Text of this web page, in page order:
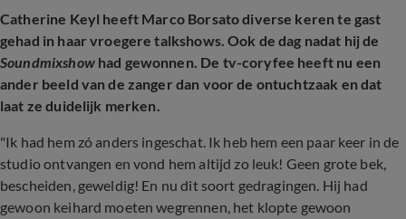
Catherine Keyl heeft Marco Borsato diverse keren te gast
gehad in haar vroegere talkshows. Ook de dag nadat hij de
Soundmixshowhad gewonnen. De tv-coryfee heeft nu een
ander beeld van de zanger dan voor de ontuchtzaak en dat
laat ze duidelijk merken.
"Ik had hem zó anders ingeschat. Ik heb hem een paar keer in de
studio ontvangen en vond hem altijd zo leuk! Geen grote bek,
bescheiden, geweldig! En nu dit soort gedragingen. Hij had
gewoon keihard moeten wegrennen, het klopte gewoon